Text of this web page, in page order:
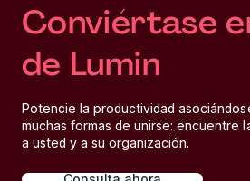
Conviértase
de Lumin
Potencie la productividad
muchas formas de unirse: encuentre
a usted y a su organización.